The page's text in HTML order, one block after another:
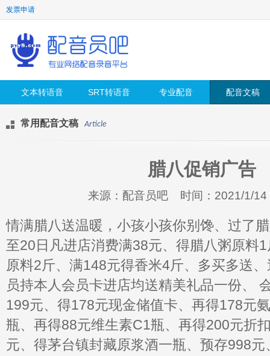
发票申请
文本转语音 SRT转语音 专业配音 配音文稿
常用配音文稿 Article
腊八促销广告
来源：配音员吧 时间：2021/1/14
情满腊八送温暖，小孩小孩你别馋、过了
至20日凡进店消费满38元、得腊八粥原料
原料2斤、满148元得香米4斤、多买多送
员持本人会员卡进店均送精美礼品一份、
199元、得178元现金储值卡、再得178元
瓶、再得88元维生素C1瓶、再得200元折
元、得茅台镇封藏原浆酒一瓶、预存998